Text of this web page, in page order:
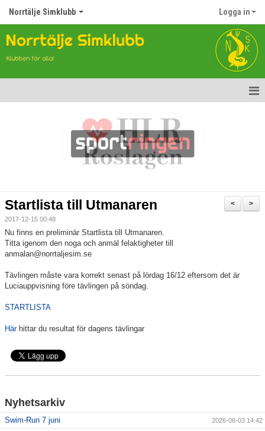
Norrtälje Simklubb Logga in
Topp Tolv
Anmälan till Simklubben
Klubbkollektion
>
<
Startlista till Utmanaren
2017-12-15 00:48
Nu finns en preliminär Startlista till Utmanaren.
Titta igenom den noga och anmäl felaktigheter till
anmalan@norrtaljesim.se
Tävlingen måste vara korrekt senast på lördag 16/12 eftersom det är
Luciauppvisning före tävlingen på söndag.
STARTLISTA
Härhittar du resultat för dagens tävlingar
Nyhetsarkiv
Swim-Run 7 juni 2026-06-03 14:42